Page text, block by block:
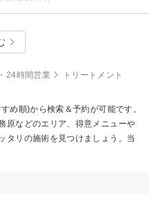
24時間営業 トリートメント
め順)から検索＆予約が可能です。
原などのエリア、得意メニューや
タリの施術を見つけましょう。当